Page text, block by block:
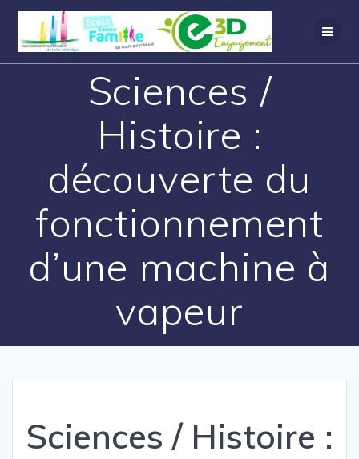
Sciences /
Histoire :
découverte du
fonctionnement
d’une machine à
vapeur
Sciences / Histoire :